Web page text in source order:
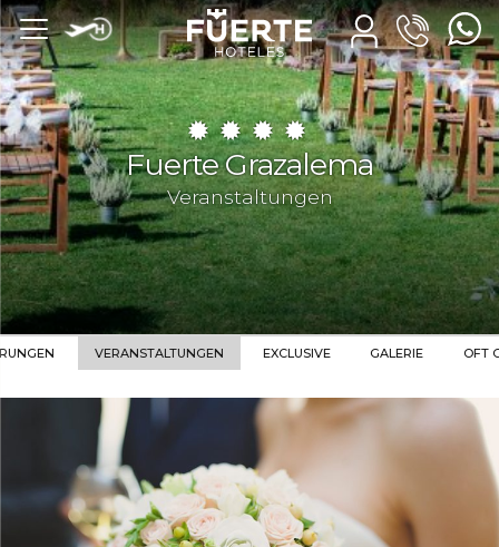
Fuerte Grazalema
Veranstaltungen
VERANSTALTUNGEN EXCLUSIVE GALERIE OFT